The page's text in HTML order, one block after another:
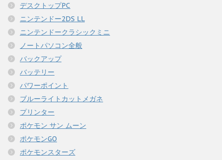
デスクトップPC
ニンテンドー2DS LL
ニンテンドークラシックミニ
ノートパソコン全般
バックアップ
バッテリー
パワーポイント
ブルーライトカットメガネ
プリンター
ポケモン サン ムーン
ポケモンGO
ポケモンスターズ